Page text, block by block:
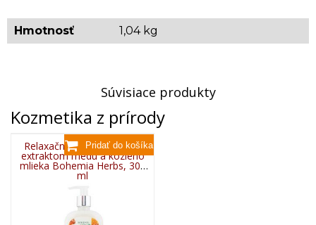
Hmotnosť 1,04 kg
Súvisiace produkty
Kozmetika z prírody
Relaxačné tekuté mydlo s
extraktom medu a kozieho
mlieka Bohemia Herbs, 300
ml